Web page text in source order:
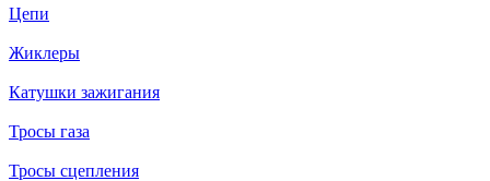
Цепи
Жиклеры
Катушки зажигания
Тросы газа
Тросы сцепления